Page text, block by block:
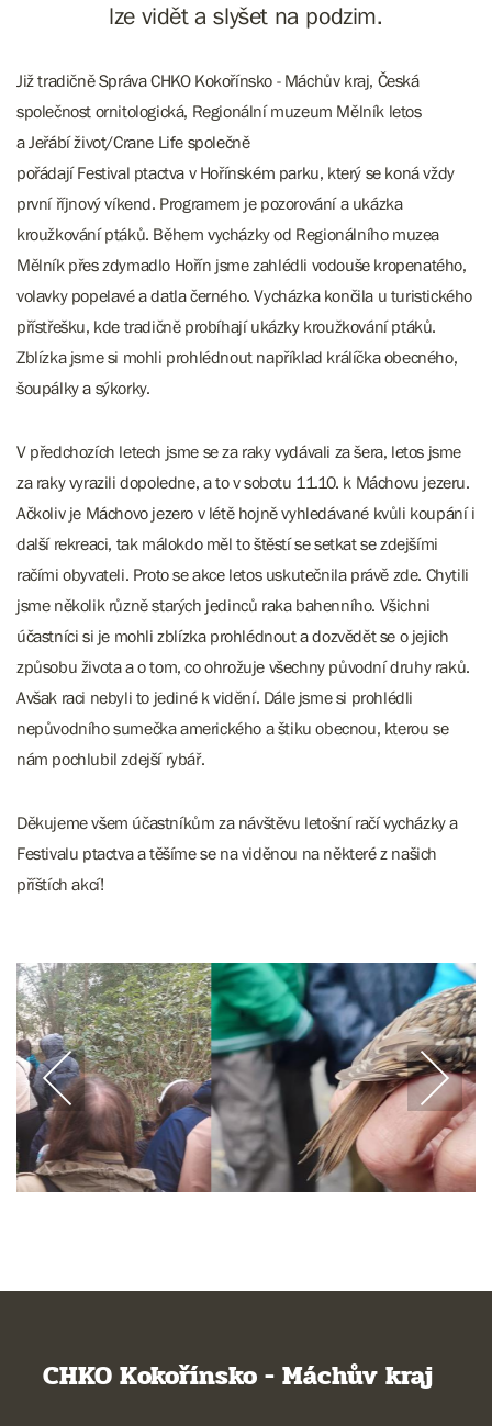
lze vidět a slyšet na podzim.
Již tradičně Správa CHKO Kokořínsko - Máchův kraj, Česká
společnost ornitologická, Regionální muzeum Mělník letos
a Jeřábí život/Crane Life společně
pořádají Festival ptactva v Hořínském parku, který se koná vždy
první říjnový víkend. Programem je pozorování a ukázka
kroužkování ptáků. Během vycházky od Regionálního muzea
Mělník přes zdymadlo Hořín jsme zahlédli vodouše kropenatého,
volavky popelavé a datla černého. Vycházka končila u turistického
přístřešku, kde tradičně probíhají ukázky kroužkování ptáků.
Zblízka jsme si mohli prohlédnout například králíčka obecného,
šoupálky a sýkorky.
V předchozích letech jsme se za raky vydávali za šera, letos jsme
za raky vyrazili dopoledne, a to v sobotu 11.10. k Máchovu jezeru.
Ačkoliv je Máchovo jezero v létě hojně vyhledávané kvůli koupání i
další rekreaci, tak málokdo měl to štěstí se setkat se zdejšími
račími obyvateli. Proto se akce letos uskutečnila právě zde. Chytili
jsme několik různě starých jedinců raka bahenního. Všichni
účastníci si je mohli zblízka prohlédnout a dozvědět se o jejich
způsobu života a o tom, co ohrožuje všechny původní druhy raků.
Avšak raci nebyli to jediné k vidění. Dále jsme si prohlédli
nepůvodního sumečka amerického a štiku obecnou, kterou se
nám pochlubil zdejší rybář.
Děkujeme všem účastníkům za návštěvu letošní račí vycházky a
Festivalu ptactva a těšíme se na viděnou na některé z našich
příštích akcí!
CHKO Kokořínsko - Máchův kraj